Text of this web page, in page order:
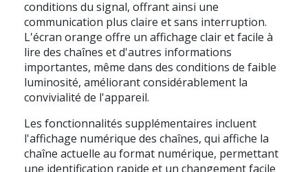
conditions du signal, offrant ainsi une
communication plus claire et sans interruption.
L'écran orange offre un affichage clair et facile à
lire des chaînes et d'autres informations
importantes, même dans des conditions de faible
luminosité, améliorant considérablement la
convivialité de l'appareil.
Les fonctionnalités supplémentaires incluent
l'affichage numérique des chaînes, qui affiche la
chaîne actuelle au format numérique, permettant
une identification rapide et un changement facile